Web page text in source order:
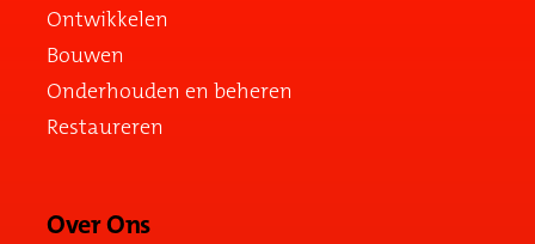
Ontwikkelen
Bouwen
Onderhouden en beheren
Restaureren
Over Ons